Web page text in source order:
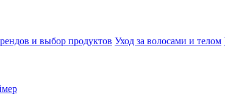
и выбор продуктов Уход за волосами и телом